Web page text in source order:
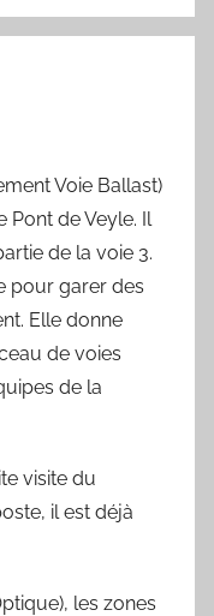
Voie Ballast)
Pont de Veyle. Il
de la voie 3.
pour garer des
Elle donne
de voies
de la
visite du
il est déjà
les zones